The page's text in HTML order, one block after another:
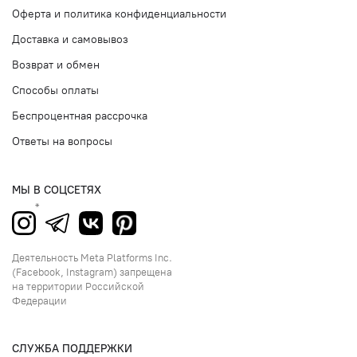
Оферта и политика конфиденциальности
Доставка и самовывоз
Возврат и обмен
Способы оплаты
Беспроцентная рассрочка
Ответы на вопросы
МЫ В СОЦСЕТЯХ
Деятельность Meta Platforms Inc.
(Facebook, Instagram) запрещена
на территории Российской
Федерации
СЛУЖБА ПОДДЕРЖКИ